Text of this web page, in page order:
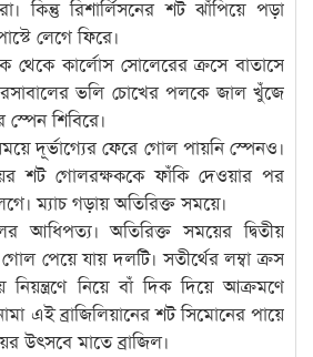
কিন্তু রিশার্লিসনের শট ঝাঁপিয়ে পড়া
লেগে ফিরে।
থেকে কার্লোস সোলেরের ক্রসে বাতাসে
ভলি চোখের পলকে জাল খুঁজে
স্পেন শিবিরে।
দূর্ভাগ্যের ফেরে গোল পায়নি স্পেনও।
শট গোলরক্ষককে ফাঁকি দেওয়ার পর
ম্যাচ গড়ায় অতিরিক্ত সময়ে।
আধিপত্য। অতিরিক্ত সময়ের দ্বিতীয়
পেয়ে যায় দলটি। সতীর্থের লম্বা ক্রস
নিয়ন্ত্রণে নিয়ে বাঁ দিক দিয়ে আক্রমণে
এই ব্রাজিলিয়ানের শট সিমোনের পায়ে
উৎসবে মাতে ব্রাজিল।